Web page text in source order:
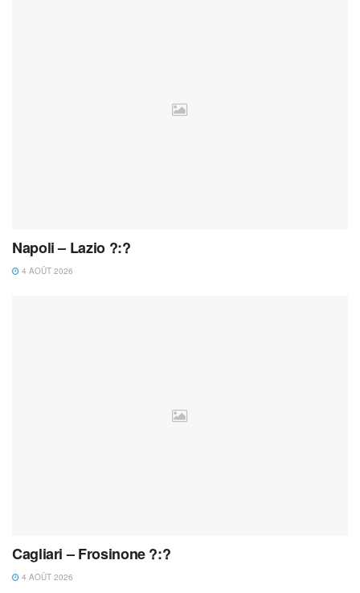
Napoli – Lazio ?:?
4 AOÛT 2026
Cagliari – Frosinone ?:?
4 AOÛT 2026